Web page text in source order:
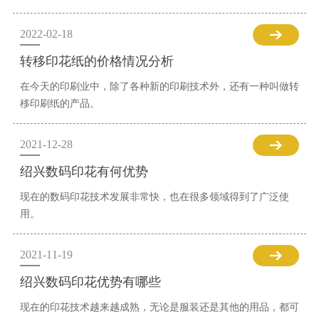
2022-02-18
转移印花纸的价格情况分析
在今天的印刷业中，除了各种新的印刷技术外，还有一种叫做转
移印刷纸的产品。
2021-12-28
绍兴数码印花有何优势
现在的数码印花技术发展非常快，也在很多领域得到了广泛使
用。
2021-11-19
绍兴数码印花优势有哪些
现在的印花技术越来越成熟，无论是服装还是其他的用品，都可